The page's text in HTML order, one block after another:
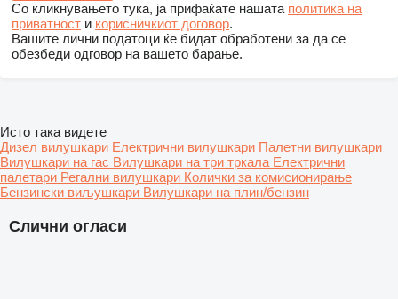
Со кликнувањето тука, ја прифаќате нашата политика на
приватност и корисничкиот договор.
Вашите лични податоци ќе бидат обработени за да се
обезбеди одговор на вашето барање.
Слични огласи
Исто така видете
Дизел вилушкари Електрични вилушкари Палетни вилушкари
Вилушкари на гас Вилушкари на три тркала Електрични
палетари Регални вилушкари Колички за комисионирање
Бензински виљушкари Вилушкари на плин/бензин